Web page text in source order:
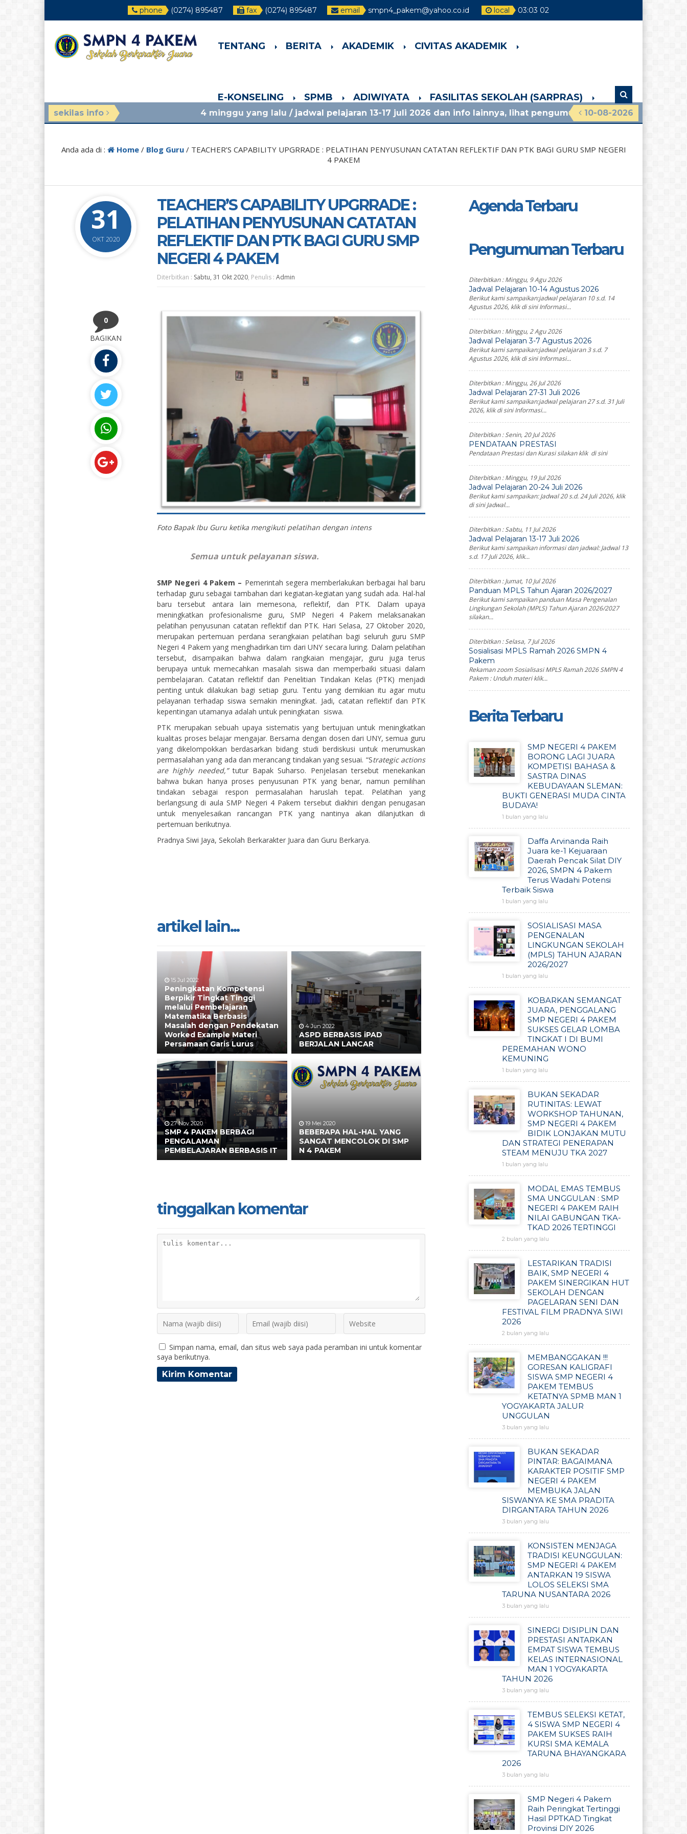
phone (0274) 895487 fax (0274) 895487 email smpn4_pakem@yahoo.co.id local 03:03 04
TENTANG BERITA AKADEMIK CIVITAS AKADEMIK
E-KONSELING SPMB ADIWIYATA FASILITAS SEKOLAH (SARPRAS)
sekilas info 10-08-2026
4 minggu yang lalu/ jadwal pelajaran 13-17 juli 2026 dan info lainnya, lihat pengumuman terbaru! 1 bulan yang lalu
Anda ada di : Home/ Blog Guru/ TEACHER’S CAPABILITY UPGRRADE : PELATIHAN PENYUSUNAN CATATAN REFLEKTIF DAN PTK BAGI GURU SMP NEGERI
4 PAKEM
31
OKT 2020
TEACHER’S CAPABILITY UPGRRADE :
PELATIHAN PENYUSUNAN CATATAN
REFLEKTIF DAN PTK BAGI GURU SMP
NEGERI 4 PAKEM
Diterbitkan : Sabtu, 31 Okt 2020, Penulis : Admin
0
BAGIKAN
Foto Bapak Ibu Guru ketika mengikuti pelatihan dengan intens
Semua untuk pelayanan siswa.
SMP Negeri 4 Pakem – Pemerintah segera memberlakukan berbagai hal baru
terhadap guru sebagai tambahan dari kegiatan-kegiatan yang sudah ada. Hal-hal
baru tersebut antara lain memesona, reflektif, dan PTK. Dalam upaya
meningkatkan profesionalisme guru, SMP Negeri 4 Pakem melaksanakan
pelatihan penyusunan catatan reflektif dan PTK. Hari Selasa, 27 Oktober 2020,
merupakan pertemuan perdana serangkaian pelatihan bagi seluruh guru SMP
Negeri 4 Pakem yang menghadirkan tim dari UNY secara luring. Dalam pelatihan
tersebut, disampaikan bahwa dalam rangkaian mengajar, guru juga terus
berupaya untuk memecahkan masalah siswa dan memperbaiki situasi dalam
pembelajaran. Catatan reflektif dan Penelitian Tindakan Kelas (PTK) menjadi
penting untuk dilakukan bagi setiap guru. Tentu yang demikian itu agar mutu
pelayanan terhadap siswa semakin meningkat. Jadi, catatan reflektif dan PTK
kepentingan utamanya adalah untuk peningkatan siswa.
PTK merupakan sebuah upaya sistematis yang bertujuan untuk meningkatkan
kualitas proses belajar mengajar. Bersama dengan dosen dari UNY, semua guru
yang dikelompokkan berdasarkan bidang studi berdiskusi untuk merumuskan
permasalahan yang ada dan merancang tindakan yang sesuai. “Strategic actions
are highly needed,”tutur Bapak Suharso. Penjelasan tersebut menekankan
bahwa bukan hanya proses penyusunan PTK yang benar, namun pemilihan
tindakan sebagai respon permasalahan haruslah tepat. Pelatihan yang
berlangsung di aula SMP Negeri 4 Pakem tersebut diakhiri dengan penugasan
untuk menyelesaikan rancangan PTK yang nantinya akan dilanjutkan di
pertemuan berikutnya.
Pradnya Siwi Jaya, Sekolah Berkarakter Juara dan Guru Berkarya.
artikel lain...
15 Jul 2022
Peningkatan Kompetensi
Berpikir Tingkat Tinggi
melalui Pembelajaran
Matematika Berbasis
Masalah dengan Pendekatan
Worked Example Materi
Persamaan Garis Lurus
4 Jun 2022
ASPD BERBASIS iPAD
BERJALAN LANCAR
27 Nov 2020
SMP 4 PAKEM BERBAGI
PENGALAMAN
PEMBELAJARAN BERBASIS IT
19 Mei 2020
BEBERAPA HAL-HAL YANG
SANGAT MENCOLOK DI SMP
N 4 PAKEM
tinggalkan komentar
Simpan nama, email, dan situs web saya pada peramban ini untuk komentar
saya berikutnya.
Agenda Terbaru
Pengumuman Terbaru
Diterbitkan :Minggu, 9 Agu 2026
Jadwal Pelajaran 10-14 Agustus 2026
Berikut kami sampaikan:jadwal pelajaran 10 s.d. 14
Agustus 2026, klik di sini Informasi...
Diterbitkan :Minggu, 2 Agu 2026
Jadwal Pelajaran 3-7 Agustus 2026
Berikut kami sampaikan:jadwal pelajaran 3 s.d. 7
Agustus 2026, klik di sini Informasi...
Diterbitkan :Minggu, 26 Jul 2026
Jadwal Pelajaran 27-31 Juli 2026
Berikut kami sampaikan:jadwal pelajaran 27 s.d. 31 Juli
2026, klik di sini Informasi...
Diterbitkan :Senin, 20 Jul 2026
PENDATAAN PRESTASI
Pendataan Prestasi dan Kurasi silakan klik di sini
Diterbitkan :Minggu, 19 Jul 2026
Jadwal Pelajaran 20-24 Juli 2026
Berikut kami sampaikan: Jadwal 20 s.d. 24 Juli 2026, klik
di sini Jadwal...
Diterbitkan :Sabtu, 11 Jul 2026
Jadwal Pelajaran 13-17 Juli 2026
Berikut kami sampaikan informasi dan jadwal: Jadwal 13
s.d. 17 Juli 2026, klik...
Diterbitkan :Jumat, 10 Jul 2026
Panduan MPLS Tahun Ajaran 2026/2027
Berikut kami sampaikan panduan Masa Pengenalan
Lingkungan Sekolah (MPLS) Tahun Ajaran 2026/2027
silakan...
Diterbitkan :Selasa, 7 Jul 2026
Sosialisasi MPLS Ramah 2026 SMPN 4
Pakem
Rekaman zoom Sosialisasi MPLS Ramah 2026 SMPN 4
Pakem : Unduh materi klik...
Berita Terbaru
SMP NEGERI 4 PAKEM
BORONG LAGI JUARA
KOMPETISI BAHASA &
SASTRA DINAS
KEBUDAYAAN SLEMAN:
BUKTI GENERASI MUDA CINTA
BUDAYA!
1 bulan yang lalu
Daffa Arvinanda Raih
Juara ke-1 Kejuaraan
Daerah Pencak Silat DIY
2026, SMPN 4 Pakem
Terus Wadahi Potensi
Terbaik Siswa
1 bulan yang lalu
SOSIALISASI MASA
PENGENALAN
LINGKUNGAN SEKOLAH
(MPLS) TAHUN AJARAN
2026/2027
1 bulan yang lalu
KOBARKAN SEMANGAT
JUARA, PENGGALANG
SMP NEGERI 4 PAKEM
SUKSES GELAR LOMBA
TINGKAT I DI BUMI
PEREMAHAN WONO
KEMUNING
1 bulan yang lalu
BUKAN SEKADAR
RUTINITAS: LEWAT
WORKSHOP TAHUNAN,
SMP NEGERI 4 PAKEM
BIDIK LONJAKAN MUTU
DAN STRATEGI PENERAPAN
STEAM MENUJU TKA 2027
1 bulan yang lalu
MODAL EMAS TEMBUS
SMA UNGGULAN : SMP
NEGERI 4 PAKEM RAIH
NILAI GABUNGAN TKA-
TKAD 2026 TERTINGGI
2 bulan yang lalu
LESTARIKAN TRADISI
BAIK, SMP NEGERI 4
PAKEM SINERGIKAN HUT
SEKOLAH DENGAN
PAGELARAN SENI DAN
FESTIVAL FILM PRADNYA SIWI
2026
2 bulan yang lalu
MEMBANGGAKAN !!!
GORESAN KALIGRAFI
SISWA SMP NEGERI 4
PAKEM TEMBUS
KETATNYA SPMB MAN 1
YOGYAKARTA JALUR
UNGGULAN
3 bulan yang lalu
BUKAN SEKADAR
PINTAR: BAGAIMANA
KARAKTER POSITIF SMP
NEGERI 4 PAKEM
MEMBUKA JALAN
SISWANYA KE SMA PRADITA
DIRGANTARA TAHUN 2026
3 bulan yang lalu
KONSISTEN MENJAGA
TRADISI KEUNGGULAN:
SMP NEGERI 4 PAKEM
ANTARKAN 19 SISWA
LOLOS SELEKSI SMA
TARUNA NUSANTARA 2026
3 bulan yang lalu
SINERGI DISIPLIN DAN
PRESTASI ANTARKAN
EMPAT SISWA TEMBUS
KELAS INTERNASIONAL
MAN 1 YOGYAKARTA
TAHUN 2026
3 bulan yang lalu
TEMBUS SELEKSI KETAT,
4 SISWA SMP NEGERI 4
PAKEM SUKSES RAIH
KURSI SMA KEMALA
TARUNA BHAYANGKARA
2026
3 bulan yang lalu
SMP Negeri 4 Pakem
Raih Peringkat Tertinggi
Hasil PPTKAD Tingkat
Provinsi DIY 2026